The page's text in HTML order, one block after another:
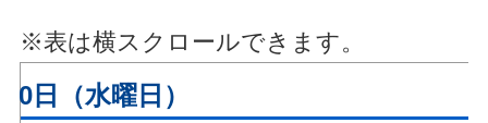
※表は横スクロールできます。
日（水曜日）